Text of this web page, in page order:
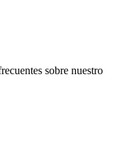
sobre nuestro